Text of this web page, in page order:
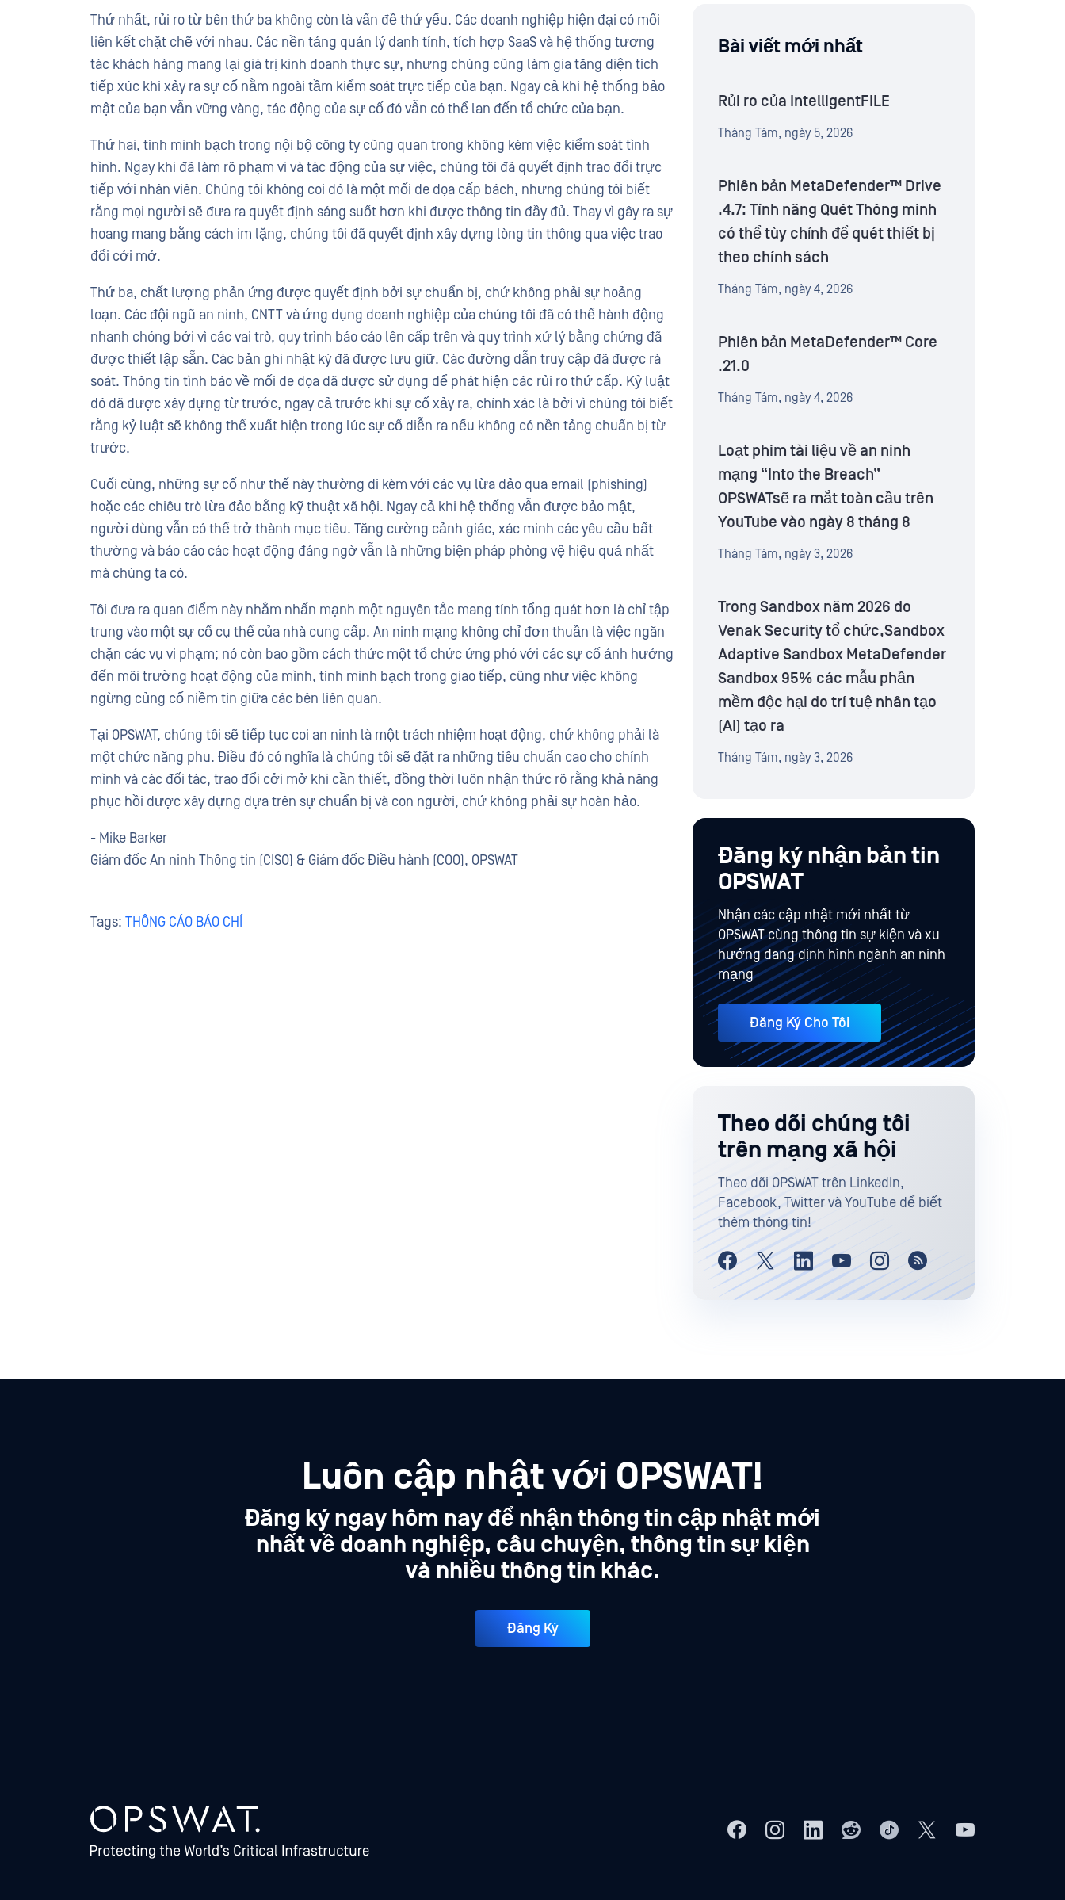
Thứ nhất, rủi ro từ bên thứ ba không còn là vấn đề thứ yếu. Các doanh nghiệp hiện đại có mối
liên kết chặt chẽ với nhau. Các nền tảng quản lý danh tính, tích hợp SaaS và hệ thống tương
tác khách hàng mang lại giá trị kinh doanh thực sự, nhưng chúng cũng làm gia tăng diện tích
tiếp xúc khi xảy ra sự cố nằm ngoài tầm kiểm soát trực tiếp của bạn. Ngay cả khi hệ thống bảo
mật của bạn vẫn vững vàng, tác động của sự cố đó vẫn có thể lan đến tổ chức của bạn.
Thứ hai, tính minh bạch trong nội bộ công ty cũng quan trọng không kém việc kiểm soát tình
hình. Ngay khi đã làm rõ phạm vi và tác động của sự việc, chúng tôi đã quyết định trao đổi trực
tiếp với nhân viên. Chúng tôi không coi đó là một mối đe dọa cấp bách, nhưng chúng tôi biết
rằng mọi người sẽ đưa ra quyết định sáng suốt hơn khi được thông tin đầy đủ. Thay vì gây ra sự
hoang mang bằng cách im lặng, chúng tôi đã quyết định xây dựng lòng tin thông qua việc trao
đổi cởi mở.
Thứ ba, chất lượng phản ứng được quyết định bởi sự chuẩn bị, chứ không phải sự hoảng
loạn. Các đội ngũ an ninh, CNTT và ứng dụng doanh nghiệp của chúng tôi đã có thể hành động
nhanh chóng bởi vì các vai trò, quy trình báo cáo lên cấp trên và quy trình xử lý bằng chứng đã
được thiết lập sẵn. Các bản ghi nhật ký đã được lưu giữ. Các đường dẫn truy cập đã được rà
soát. Thông tin tình báo về mối đe dọa đã được sử dụng để phát hiện các rủi ro thứ cấp. Kỷ luật
đó đã được xây dựng từ trước, ngay cả trước khi sự cố xảy ra, chính xác là bởi vì chúng tôi biết
rằng kỷ luật sẽ không thể xuất hiện trong lúc sự cố diễn ra nếu không có nền tảng chuẩn bị từ
trước.
Cuối cùng, những sự cố như thế này thường đi kèm với các vụ lừa đảo qua email (phishing)
hoặc các chiêu trò lừa đảo bằng kỹ thuật xã hội. Ngay cả khi hệ thống vẫn được bảo mật,
người dùng vẫn có thể trở thành mục tiêu. Tăng cường cảnh giác, xác minh các yêu cầu bất
thường và báo cáo các hoạt động đáng ngờ vẫn là những biện pháp phòng vệ hiệu quả nhất
mà chúng ta có.
Tôi đưa ra quan điểm này nhằm nhấn mạnh một nguyên tắc mang tính tổng quát hơn là chỉ tập
trung vào một sự cố cụ thể của nhà cung cấp. An ninh mạng không chỉ đơn thuần là việc ngăn
chặn các vụ vi phạm; nó còn bao gồm cách thức một tổ chức ứng phó với các sự cố ảnh hưởng
đến môi trường hoạt động của mình, tính minh bạch trong giao tiếp, cũng như việc không
ngừng củng cố niềm tin giữa các bên liên quan.
Tại OPSWAT, chúng tôi sẽ tiếp tục coi an ninh là một trách nhiệm hoạt động, chứ không phải là
một chức năng phụ. Điều đó có nghĩa là chúng tôi sẽ đặt ra những tiêu chuẩn cao cho chính
mình và các đối tác, trao đổi cởi mở khi cần thiết, đồng thời luôn nhận thức rõ rằng khả năng
phục hồi được xây dựng dựa trên sự chuẩn bị và con người, chứ không phải sự hoàn hảo.
- Mike Barker
Giám đốc An ninh Thông tin (CISO) & Giám đốc Điều hành (COO), OPSWAT
Tags: THÔNG CÁO BÁO CHÍ
Bài viết mới nhất
Rủi ro của IntelligentFILE
Tháng Tám, ngày 5, 2026
Phiên bản MetaDefender™ Drive
.4.7: Tính năng Quét Thông minh
có thể tùy chỉnh để quét thiết bị
theo chính sách
Tháng Tám, ngày 4, 2026
Phiên bản MetaDefender™ Core
.21.0
Tháng Tám, ngày 4, 2026
Loạt phim tài liệu về an ninh
mạng “Into the Breach”
OPSWATsẽ ra mắt toàn cầu trên
YouTube vào ngày 8 tháng 8
Tháng Tám, ngày 3, 2026
Trong Sandbox năm 2026 do
Venak Security tổ chức,Sandbox
Adaptive Sandbox MetaDefender
Sandbox 95% các mẫu phần
mềm độc hại do trí tuệ nhân tạo
(AI) tạo ra
Tháng Tám, ngày 3, 2026
Đăng ký nhận bản tin
OPSWAT
Nhận các cập nhật mới nhất từ
OPSWAT cùng thông tin sự kiện và xu
hướng đang định hình ngành an ninh
mạng
Đăng Ký Cho Tôi
Theo dõi chúng tôi
trên mạng xã hội
Theo dõi OPSWAT trên LinkedIn,
Facebook, Twitter và YouTube để biết
thêm thông tin!
Luôn cập nhật với OPSWAT!
Đăng ký ngay hôm nay để nhận thông tin cập nhật mới
nhất về doanh nghiệp, câu chuyện, thông tin sự kiện
và nhiều thông tin khác.
Đăng Ký